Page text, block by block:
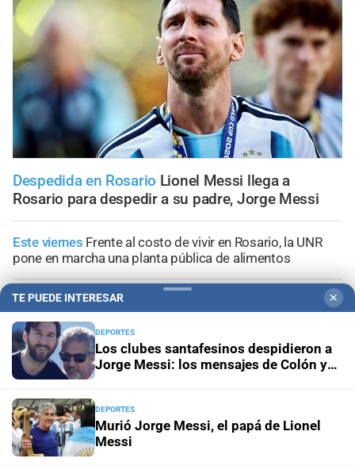
Despedida en Rosario Lionel Messi llega a
Rosario para despedir a su padre, Jorge Messi
Este viernes Frente al costo de vivir en Rosario, la UNR
pone en marcha una planta pública de alimentos
Panorama astrológico
Horóscopo de hoy 8 de agosto de
2026
Horóscopo del díaHoróscopo de hoy para Piscis: 08 de
agosto de 2026
Horóscopo del díaHoróscopo de hoy para Acuario: 08
de agosto de 2026
TE PUEDE INTERESAR ✕
DEPORTES
Los clubes santafesinos despidieron a
Jorge Messi: los mensajes de Colón y
DEPORTES
Murió Jorge Messi, el papá de Lionel
Messi